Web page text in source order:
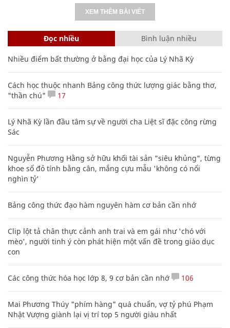
XEM THÊM BÀI VIẾT
Đọc nhiều Bình luận nhiều
Nhiều điểm bất thường ở bằng đại học của Lý Nhã Kỳ
Cách học thuộc nhanh Bảng công thức lượng giác bằng thơ,
"thần chú"
17
Lý Nhã Kỳ lần đầu tâm sự về người cha Liệt sĩ đặc công rừng
Sác
Nguyễn Phương Hằng sở hữu khối tài sản "siêu khủng", từng
khoe sổ đỏ tính bằng cân, mắng cựu mẫu 'không có nổi
nghìn tỷ'
Bảng công thức đạo hàm nguyên hàm cơ bản cần nhớ
Clip lột tả chân thực cảnh anh trai và em gái như 'chó với
mèo', người tinh ý còn phát hiện một vấn đề trong giáo dục
con
Các công thức hóa học lớp 8, 9 cơ bản cần nhớ 106
Mai Phương Thúy "phím hàng" quá chuẩn, vợ tỷ phú Phạm
Nhật Vượng giành lại vị trí top 5 người giàu nhất